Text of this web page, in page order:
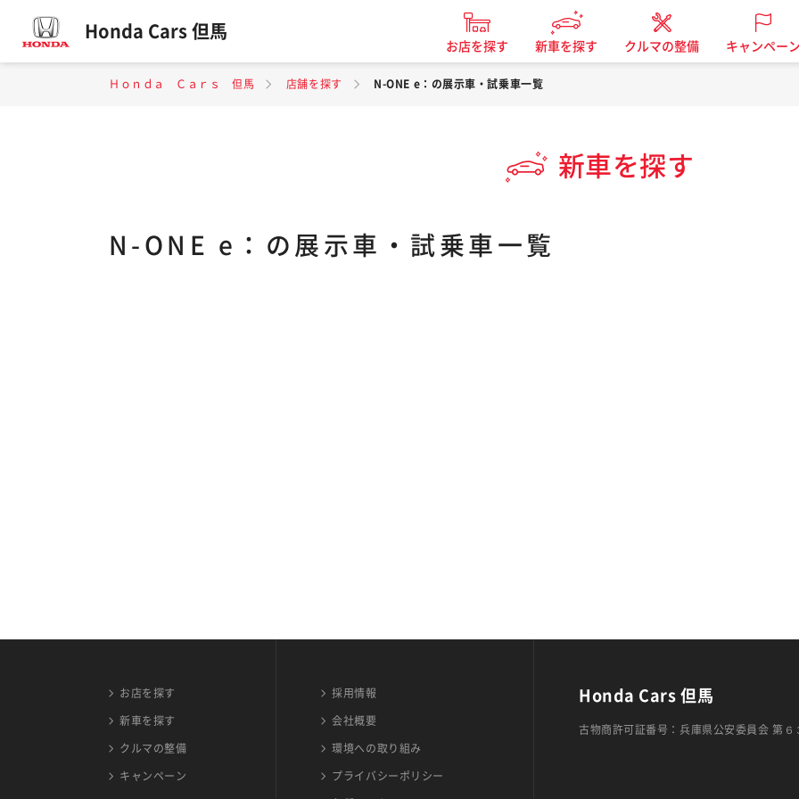
Honda Cars 但馬
お店を探す 新車を探す クルマの整備 キャンペーン
Ｈｏｎｄａ Ｃａｒｓ 但馬 店舗を探す N-ONE e：の展示車・試乗車一覧
新車を探す
N-ONE e：の展示車・試乗車一覧
お店を探す
新車を探す
クルマの整備
キャンペーン
採用情報
会社概要
環境への取り組み
プライバシーポリシー
Honda Cars 但馬
古物商許可証番号：兵庫県公安委員会 第